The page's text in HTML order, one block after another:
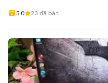
5.0 23 đã bán